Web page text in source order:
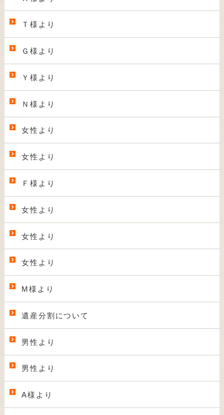
Ｔ様より
Ｇ様より
Ｙ様より
Ｎ様より
女性より
女性より
Ｆ様より
女性より
女性より
女性より
M様より
遺産分割について
男性より
男性より
A様より